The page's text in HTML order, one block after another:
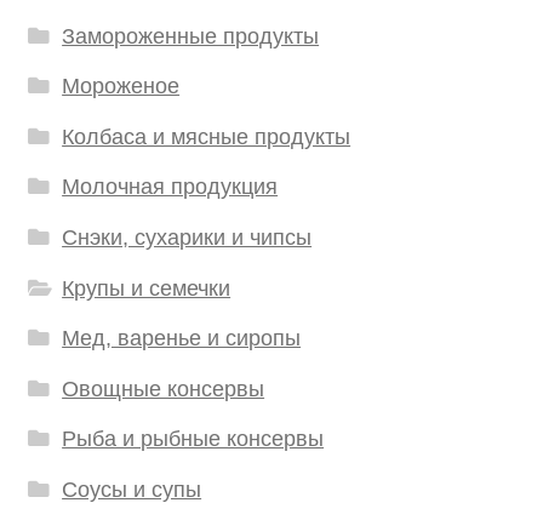
Замороженные продукты
Мороженое
Колбаса и мясные продукты
Молочная продукция
Снэки, сухарики и чипсы
Крупы и семечки
Мед, варенье и сиропы
Овощные консервы
Рыба и рыбные консервы
Соусы и супы